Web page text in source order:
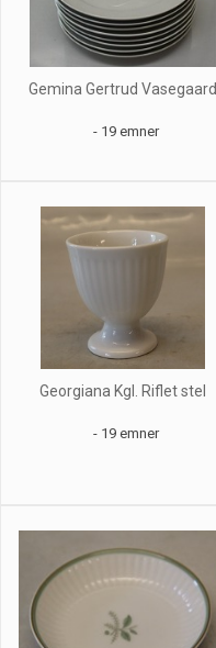
Gemina Gertrud Vasegaard
- 19 emner
Georgiana Kgl. Riflet stel
- 19 emner